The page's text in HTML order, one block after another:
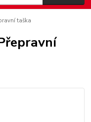
taška